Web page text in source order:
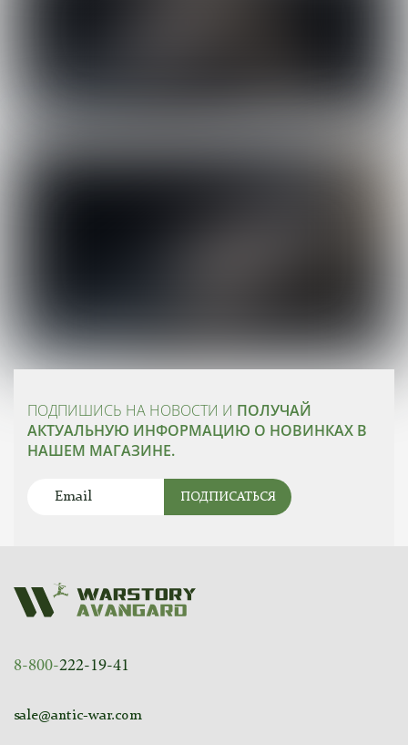
ПОДПИШИСЬ НА НОВОСТИ И ПОЛУЧАЙ
АКТУАЛЬНУЮ ИНФОРМАЦИЮ О НОВИНКАХ В
НАШЕМ МАГАЗИНЕ.
ПОДПИСАТЬСЯ
8-800-222-19-41
sale@antic-war.com